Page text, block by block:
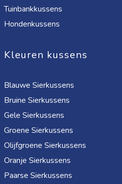
Tuinbankkussens
Hondenkussens
Kleuren kussens
Blauwe Sierkussens
Bruine Sierkussens
Gele Sierkussens
Groene Sierkussens
Olijfgroene Sierkussens
Oranje Sierkussens
Paarse Sierkussens